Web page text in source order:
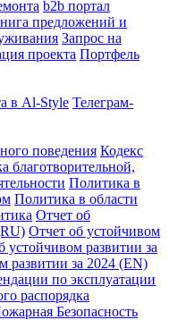
b2b портал
предложений и
Запрос на
проекта Портфель
в Al-Style Телеграм-
поведения Кодекс
благотворительной,
Политика в
Политика в области
Отчет об
Отчет об устойчивом
устойчивом развитии за
развитии за 2024 (EN)
по эксплуатации
распорядка
Безопасность